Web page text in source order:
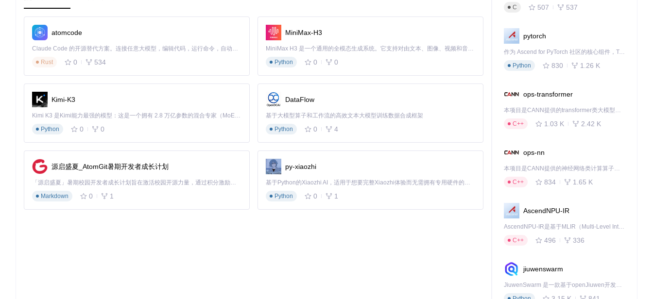
产品发布会场景
痛点：新品发布前的等待时间让观众注意力分散，缺乏仪式感。
痛点：课程章节时间分配失控，常出现拖堂或内容不全。
：采用"Countdown"模式配合"Countup when done"功能，设置倒计时时长为25分钟（每个教学单元），时间格式为%M:%S，结束动作设置为自
动切换为正计时（记录答疑时间）。
游戏直播场景
解决方案：使用"Countup"模式配合热键控制，初始偏移设为0，热键设置F9（开始/暂停）和F10（重置），显示格式为
效果：主播可以专注游戏操作，自动精确记录每次挑战时间。
atomcode
Claude Code 的开源替代方案。连接任意大模型，编辑代码，运行命令，自动验证 — 全自动执行。用 Rust 构建，极致性能。 ｜ An open-source alternative to Claude Code. Connect any LLM, edit code, run commands, and verify changes — autonomously. Built in Rust for speed. Get Started
Rust
0 534
MiniMax-H3
MiniMax H3 是一个通用的全模态生成系统。它支持对由文本、图像、视频和音频组成的多模态上下文进行统一理解，并能生成分辨率高达 2K、时长可达 15 秒的带原生立体声音频的视频。得益于面向任务泛化的系统设计，H3 在预训练阶段就已具备广泛的多模态上下文理解与生成能力，能够出色地执行复杂的多模态指令。
Python
0 0
Kimi-K3
Kimi K3 是Kimi能力最强的模型：这是一个拥有 2.8 万亿参数的混合专家（MoE）模型，具备原生视觉理解能力，并支持 100 万 token 的上下文窗口。
Python
0 0
DataFlow
基于大模型算子和工作流的高效文本大模型训练数据合成框架
Python
0 4
源启盛夏_AtomGit暑期开发者成长计划
「源启盛夏」暑期校园开发者成长计划旨在激活校园开源力量，通过积分激励、认证扶持、资源倾斜等形式，引导高校组织和开发者完成「入驻 — 建项目 — 做贡献 — 获认证 — 得资源」的完整闭环。无论你是想带领社团入驻平台的组织者，还是希望用代码贡献证明自己的开发者，都能在这里找到属于你的成长路径。
Markdown
0 1
py-xiaozhi
基于Python的Xiaozhi AI，适用于想要完整Xiaozhi体验而无需拥有专用硬件的用户。
Python
0 1
C
507 537
pytorch
作为 Ascend for PyTorch 社区的核心组件，TorchNPU 是昇腾专为 PyTorch 打造的深度学习适配插件，使 PyTorch 框架能够直接调用昇腾 NPU，为开发者提供昇腾 AI 处理器的超强算力。
Python
830 1.26 K
ops-transformer
本项目是CANN提供的transformer类大模型算子库，实现网络在NPU上加速计算。
C++
1.03 K 2.42 K
ops-nn
本项目是CANN提供的神经网络类计算算子库，实现网络在NPU上加速计算。
C++
834 1.65 K
AscendNPU-IR
AscendNPU-IR是基于MLIR（Multi-Level Intermediate Representation）构建的，面向昇腾亲和算子编译时使用的中间表示，提供昇腾完备表达能力，通过编译优化提升昇腾AI处理器计算效率，支持通过生态框架使能昇腾AI处理器与深度调优
C++
496 336
jiuwenswarm
JiuwenSwarm 是一款基于openJiuwen开发的智能AI Agent，它能够将大语言模型的强大能力，通过你日常使用的各类通讯应用，直接延伸至你的指尖。